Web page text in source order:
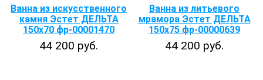
Ванна из искусственного
камня Эстет ДЕЛЬТА
150х70 фр-00001470
44 200 руб.
Ванна из литьевого
мрамора Эстет ДЕЛЬТА
150х75 фр-00000639
44 200 руб.